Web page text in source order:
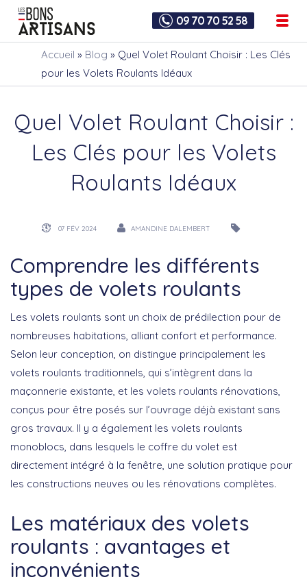
09 70 70 52 58
Accueil » Blog » Quel Volet Roulant Choisir : Les Clés
pour les Volets Roulants Idéaux
Quel Volet Roulant Choisir :
Les Clés pour les Volets
Roulants Idéaux
07 FÉV 2024 AMANDINE DALEMBERT
Comprendre les différents
types de volets roulants
Les volets roulants sont un choix de prédilection pour de
nombreuses habitations, alliant confort et performance.
Selon leur conception, on distingue principalement les
volets roulants traditionnels, qui s’intègrent dans la
maçonnerie existante, et les volets roulants rénovations,
conçus pour être posés sur l’ouvrage déjà existant sans
gros travaux. Il y a également les volets roulants
monoblocs, dans lesquels le coffre du volet est
directement intégré à la fenêtre, une solution pratique pour
les constructions neuves ou les rénovations complètes.
Les matériaux des volets
roulants : avantages et
inconvénients